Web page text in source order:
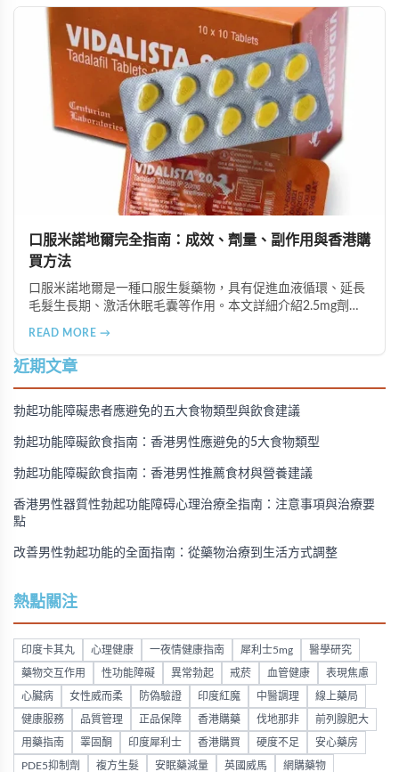
口服米諾地爾完全指南：成效、劑量、副作用與香港購
買方法
口服米諾地爾是一種口服生髮藥物，具有促進血液循環、延長
毛髮生長期、激活休眠毛囊等作用。本文詳細介紹2.5mg劑量
購買方法，並提供真實用戶經驗分享。
READ MORE →
近期文章
勃起功能障礙患者應避免的五大食物類型與飲食建議
勃起功能障礙飲食指南：香港男性應避免的5大食物類型
勃起功能障礙飲食指南：香港男性推薦食材與營養建議
香港男性器質性勃起功能障碍心理治療全指南：注意事項與治療要
點
改善男性勃起功能的全面指南：從藥物治療到生活方式調整
熱點關注
印度卡其丸 心理健康 一夜情健康指南 犀利士5mg 醫學研究
藥物交互作用 性功能障礙 異常勃起 戒菸 血管健康 表現焦慮
心臟病 女性威而柔 防偽驗證 印度紅魔 中醫調理 線上藥局
健康服務 品質管理 正品保障 香港購藥 伐地那非 前列腺肥大
用藥指南 睪固酮 印度犀利士 香港購買 硬度不足 安心藥房
PDE5抑制劑 複方生髮 安眠藥減量 英國威馬 網購藥物